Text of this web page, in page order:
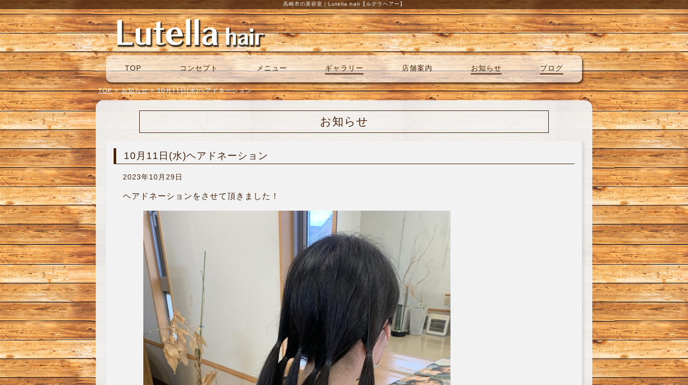
高崎市の美容室｜Lutella hair【ルテラヘアー】
TOP コンセプト メニュー ギャラリー 店舗案内 お知らせ ブログ
TOP > お知らせ > 10月11日(水)ヘアドネーション
お知らせ
10月11日(水)ヘアドネーション
2023年10月29日
ヘアドネーションをさせて頂きました！